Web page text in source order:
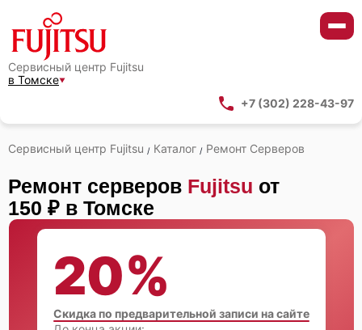
Сервисный центр Fujitsu
в Томске
+7 (302) 228-43-97
Сервисный центр Fujitsu / Каталог / Ремонт Серверов
Ремонт серверов Fujitsu от
150 ₽ в Томске
20%
Скидка по предварительной записи на сайте